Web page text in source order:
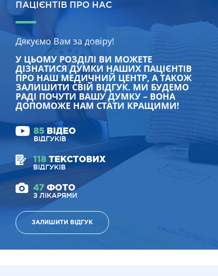
ПАЦІЄНТІВ ПРО НАС
Дякуємо Вам за довіру!
У ЦЬОМУ РОЗДІЛІ ВИ МОЖЕТЕ
ДІЗНАТИСЯ ДУМКИ НАШИХ ПАЦІЄНТІВ
ПРО НАШ МЕДИЧНИЙ ЦЕНТР, А ТАКОЖ
ЗАЛИШИТИ СВІЙ ВІДГУК. МИ БУДЕМО
РАДІ ПОЧУТИ ВАШУ ДУМКУ – ВОНА
ДОПОМОЖЕ НАМ СТАТИ КРАЩИМИ!
85 ВІДЕО
ВІДГУКІВ
118 ТЕКСТОВИХ
ВІДГУКІВ
47 ФОТО
З ЛІКАРЯМИ
ЗАЛИШИТИ ВІДГУК